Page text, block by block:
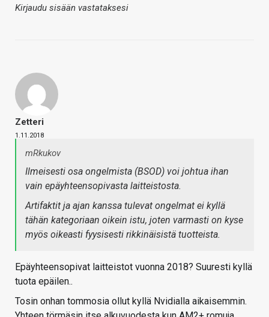
Kirjaudu sisään vastataksesi
Zetteri
1.11.2018
mRkukov
Ilmeisesti osa ongelmista (BSOD) voi johtua ihan
vain epäyhteensopivasta laitteistosta.
Artifaktit ja ajan kanssa tulevat ongelmat ei kyllä
tähän kategoriaan oikein istu, joten varmasti on kyse
myös oikeasti fyysisesti rikkinäisistä tuotteista.
Epäyhteensopivat laitteistot vuonna 2018? Suuresti kyllä
tuota epäilen..
Tosin onhan tommosia ollut kyllä Nvidialla aikaisemmin.